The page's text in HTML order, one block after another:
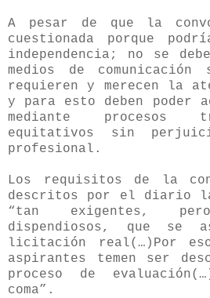
A pesar de que la
cuestionada porque
independencia; no se
medios de comunicación
requieren y merecen la
y para esto deben poder
mediante procesos
equitativos sin
profesional.
Los requisitos de la
descritos por el diario la
“tan exigentes,
dispendiosos, que se
licitación real(…)Por
aspirantes temen ser
proceso de
coma”.